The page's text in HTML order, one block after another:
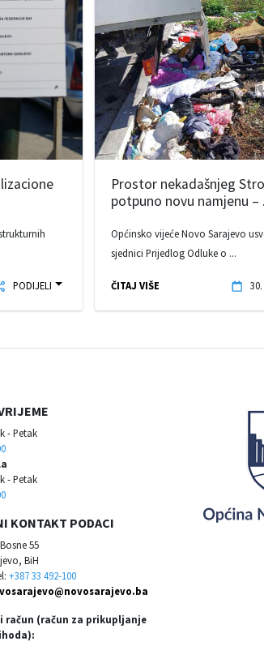
PODIJELI
Prostor nekadašnjeg
potpuno novu namjenu –
Općinsko vijeće Novo Sarajevo
sjednici Prijedlog Odluke o ...
ČITAJ VIŠE
- Petak
- Petak
KONTAKT PODACI
55
BiH
+387 33 492-100
račun (račun za prikupljanje